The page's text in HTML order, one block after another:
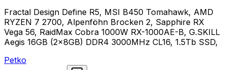
Fractal Design Define R5, MSI B450 Tomahawk, AMD
RYZEN 7 2700, Alpenföhn Brocken 2, Sapphire RX
Vega 56, RaidMax Cobra 1000W RX-1000AE-B, G.SKILL
Aegis 16GB (2x8GB) DDR4 3000MHz CL16, 1.5Tb SSD,
Petko